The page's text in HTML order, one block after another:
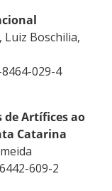
Luiz Boschilia,
029-4
de Artífices ao
Catarina
609-2